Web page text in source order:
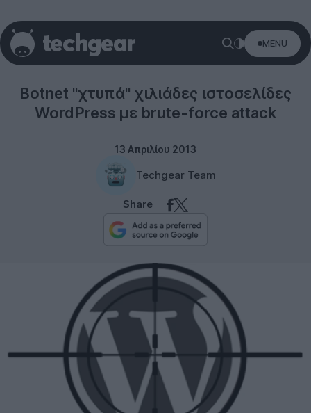
MENU
Botnet "χτυπά" χιλιάδες ιστοσελίδες
WordPress με brute-force attack
13 Απριλίου 2013
Techgear Team
Share